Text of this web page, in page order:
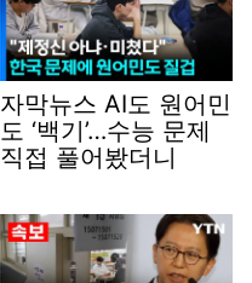
자막뉴스 AI도 원어민
도 ‘백기’…수능 문제
직접 풀어봤더니